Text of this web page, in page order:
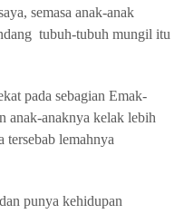
semasa anak-anak
tubuh-tubuh mungil itu
pada sebagian Emak-
anak-anaknya kelak lebih
tersebab lemahnya
punya kehidupan